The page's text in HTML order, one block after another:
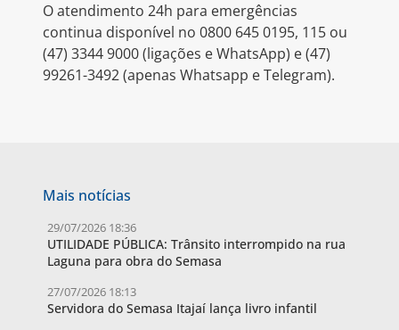
O atendimento 24h para emergências
continua disponível no 0800 645 0195, 115 ou
(47) 3344 9000 (ligações e WhatsApp) e (47)
99261-3492 (apenas Whatsapp e Telegram).
Mais notícias
29/07/2026 18:36
UTILIDADE PÚBLICA: Trânsito interrompido na rua
Laguna para obra do Semasa
27/07/2026 18:13
Servidora do Semasa Itajaí lança livro infantil